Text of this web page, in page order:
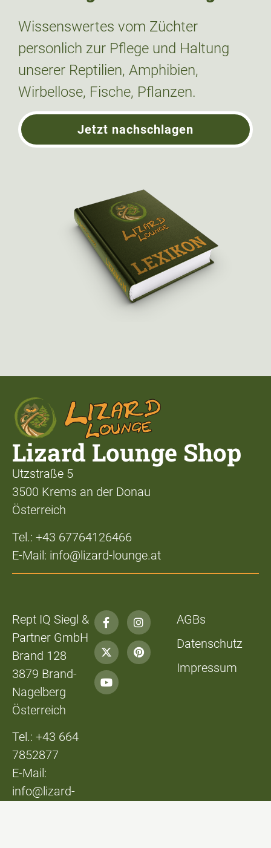
Wissenswertes vom Züchter
personlich zur Pflege und Haltung
unserer Reptilien, Amphibien,
Wirbellose, Fische, Pflanzen.
Jetzt nachschlagen
Lizard Lounge Shop
Utzstraße 5
3500 Krems an der Donau
Österreich
Tel.: +43 67764126466
E-Mail: info@lizard-lounge.at
Rept IQ Siegl &
Partner GmbH
Brand 128
3879 Brand-
Nagelberg
Österreich
Tel.: +43 664
7852877
E-Mail:
info@lizard-
AGBs
Datenschutz
Impressum